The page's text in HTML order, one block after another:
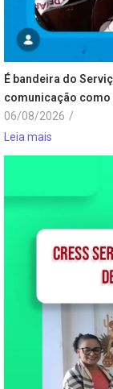
É bandeira do
comunicação
06/08/2026 /
Leia mais